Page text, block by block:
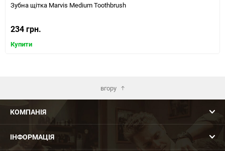
Зубна щітка Marvis Medium Toothbrush
234 грн.
Купити
вгору
КОМПАНІЯ
ІНФОРМАЦІЯ